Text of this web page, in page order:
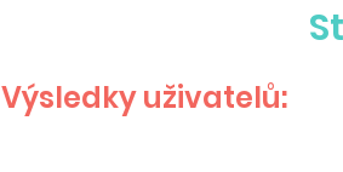
Výsledky uživatelů: